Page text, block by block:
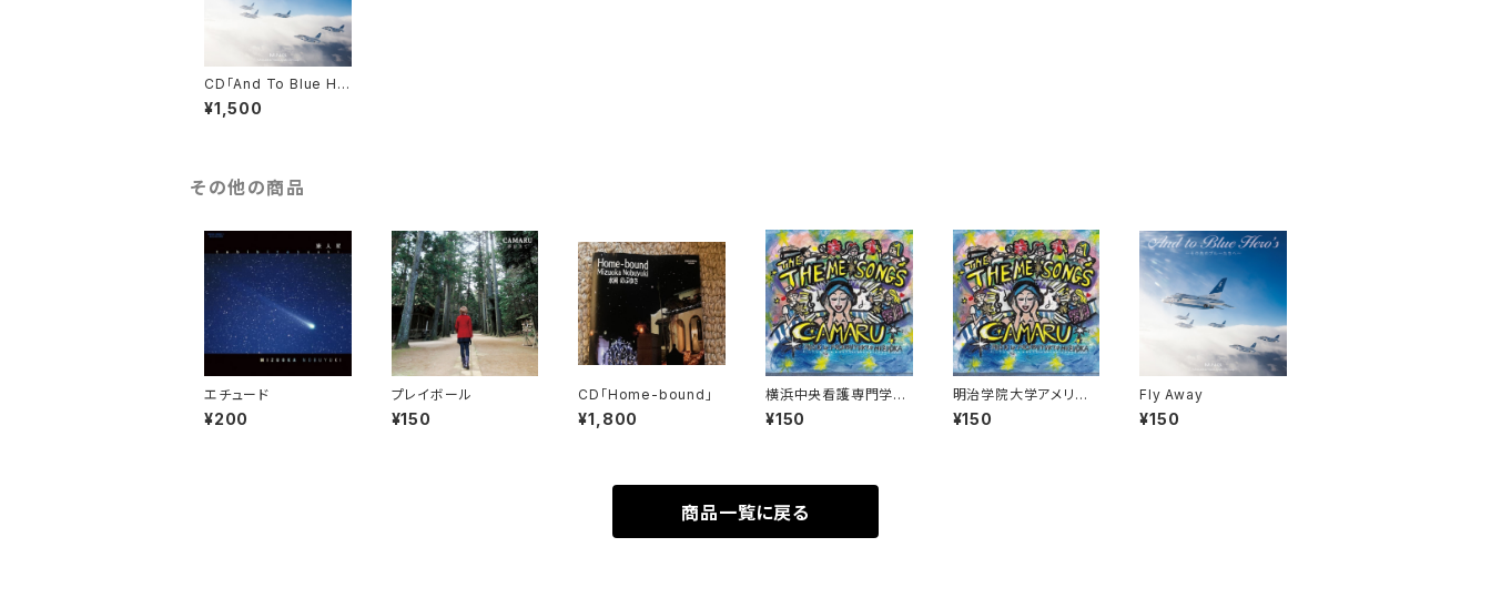
CD「And To Blue He
ro's ～その先のブルー
たちへ～」
¥1,500
その他の商品
エチュード
¥200
プレイボール
¥150
CD「Home-bound」
¥1,800
横浜中央看護専門学校
校歌
¥150
明治学院大学アメリカ
ンフットボール部イメー
ジソング ～Touch D
¥150
Fly Away
¥150
商品一覧に戻る